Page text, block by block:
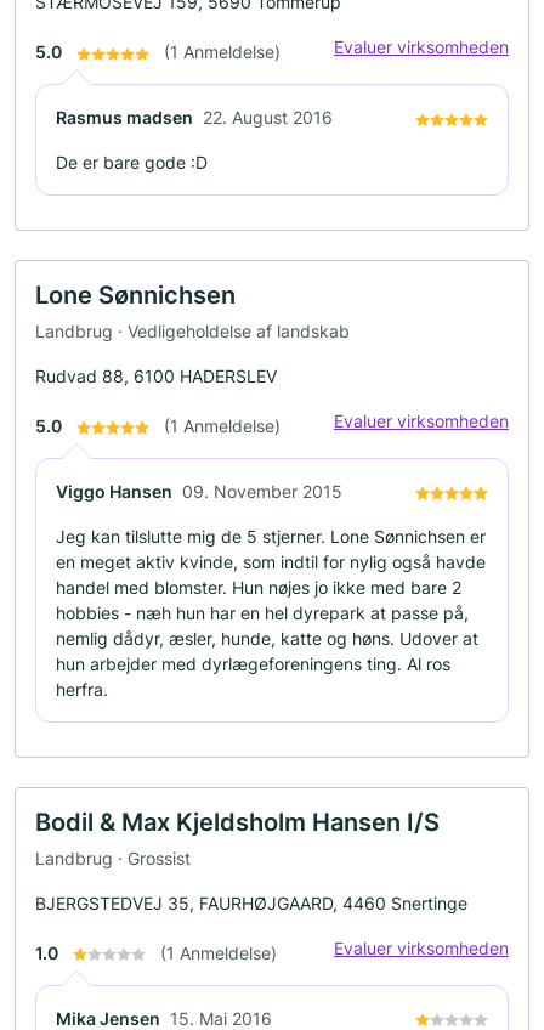
5.0 (1 Anmeldelse) Evaluer virksomheden
Rasmus madsen 22. August 2016
De er bare gode :D
Lone Sønnichsen
Landbrug · Vedligeholdelse af landskab
Rudvad 88, 6100 HADERSLEV
5.0 (1 Anmeldelse) Evaluer virksomheden
Viggo Hansen 09. November 2015
Jeg kan tilslutte mig de 5 stjerner. Lone Sønnichsen er
en meget aktiv kvinde, som indtil for nylig også havde
handel med blomster. Hun nøjes jo ikke med bare 2
hobbies - næh hun har en hel dyrepark at passe på,
nemlig dådyr, æsler, hunde, katte og høns. Udover at
hun arbejder med dyrlægeforeningens ting. Al ros
herfra.
Bodil & Max Kjeldsholm Hansen I/S
Landbrug · Grossist
BJERGSTEDVEJ 35, FAURHØJGAARD, 4460 Snertinge
1.0 (1 Anmeldelse) Evaluer virksomheden
Mika Jensen 15. Mai 2016